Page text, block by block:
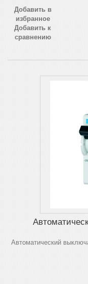
Добавить в
избранное
Добавить к
сравнению
Автоматический